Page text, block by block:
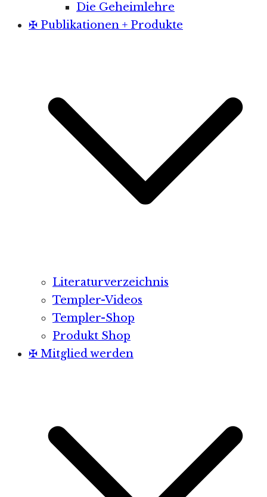
Die Geheimlehre
✠ Publikationen + Produkte
Literaturverzeichnis
Templer-Videos
Templer-Shop
Produkt Shop
✠ Mitglied werden